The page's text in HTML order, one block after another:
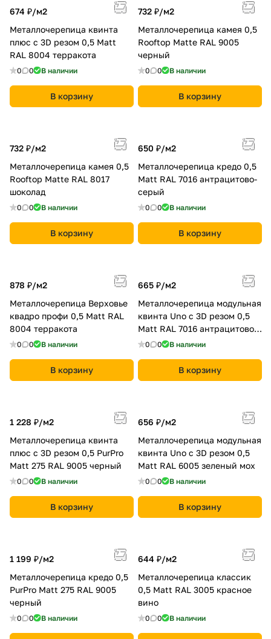
674 ₽/м2
Металлочерепица квинта
плюс c 3D резом 0,5 Мatt
RAL 8004 терракота
0 0 В наличии
В корзину
732 ₽/м2
Металлочерепица камея 0,5
Rooftop Matte RAL 9005
черный
0 0 В наличии
В корзину
732 ₽/м2
Металлочерепица камея 0,5
Rooftop Matte RAL 8017
шоколад
0 0 В наличии
В корзину
650 ₽/м2
Металлочерепица кредо 0,5
Мatt RAL 7016 антрацитово-
серый
0 0 В наличии
В корзину
878 ₽/м2
Металлочерепица Верховье
квадро профи 0,5 Matt RAL
8004 терракота
0 0 В наличии
В корзину
665 ₽/м2
Металлочерепица модульная
квинта Uno c 3D резом 0,5
Мatt RAL 7016 антрацитово-
серый
0 0 В наличии
В корзину
1 228 ₽/м2
Металлочерепица квинта
плюс c 3D резом 0,5 PurPro
Matt 275 RAL 9005 черный
0 0 В наличии
В корзину
656 ₽/м2
Металлочерепица модульная
квинта Uno c 3D резом 0,5
Мatt RAL 6005 зеленый мох
0 0 В наличии
В корзину
1 199 ₽/м2
Металлочерепица кредо 0,5
PurPro Matt 275 RAL 9005
черный
0 0 В наличии
644 ₽/м2
Металлочерепица классик
0,5 Мatt RAL 3005 красное
вино
0 0 В наличии